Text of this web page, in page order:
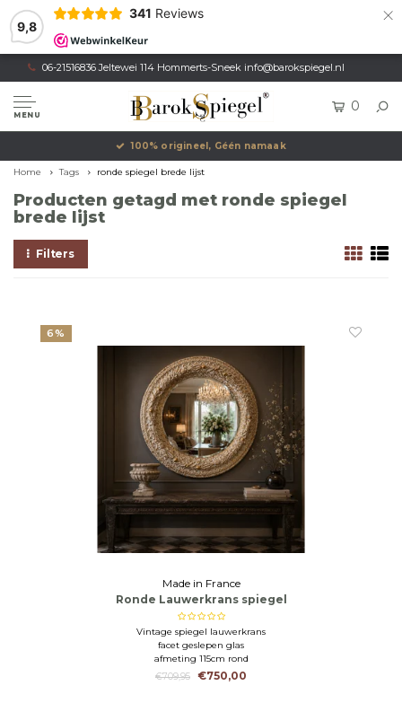
9,8
341 Reviews ×
06-21516836 Jeltewei 114 Hommerts-Sneek info@barokspiegel.nl
MENU
0
100% origineel, Géén namaak
Home Tags ronde spiegel brede lijst
Producten getagd met ronde spiegel
brede lijst
Filters
6%
Made in France
Ronde Lauwerkrans spiegel
Vintage spiegel lauwerkrans
facet geslepen glas
afmeting 115cm rond
€709,95
€750,00